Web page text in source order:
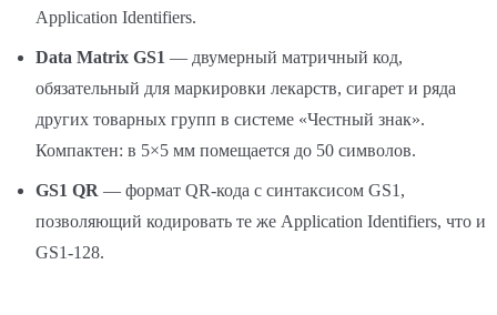
Application Identifiers.
Data Matrix GS1 — двумерный матричный код,
обязательный для маркировки лекарств, сигарет и ряда
других товарных групп в системе «Честный знак».
Компактен: в 5×5 мм помещается до 50 символов.
GS1 QR — формат QR-кода с синтаксисом GS1,
позволяющий кодировать те же Application Identifiers, что и
GS1-128.